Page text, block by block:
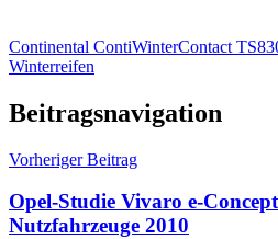
Continental ContiWinterContact
Winterreifen
Beitragsnavigation
Vorheriger Beitrag
Opel-Studie Vivaro e-
Nutzfahrzeuge 2010